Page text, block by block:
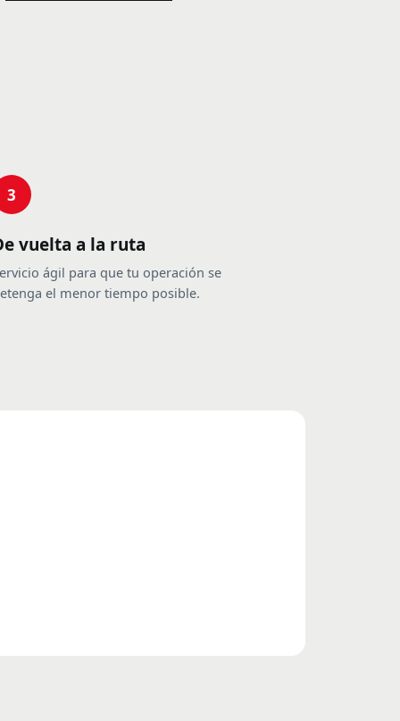
3
vuelta a la ruta
ágil para que tu operación se
el menor tiempo posible.